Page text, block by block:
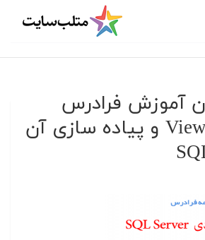
آموزش فرادرس
آشنایی با View و پیاده سازی آن